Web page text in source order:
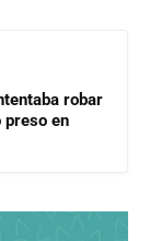
robar
preso en